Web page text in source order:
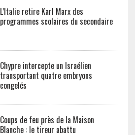
L’Italie retire Karl Marx des
programmes scolaires du secondaire
Chypre intercepte un Israélien
transportant quatre embryons
congelés
Coups de feu près de la Maison
Blanche : le tireur abattu